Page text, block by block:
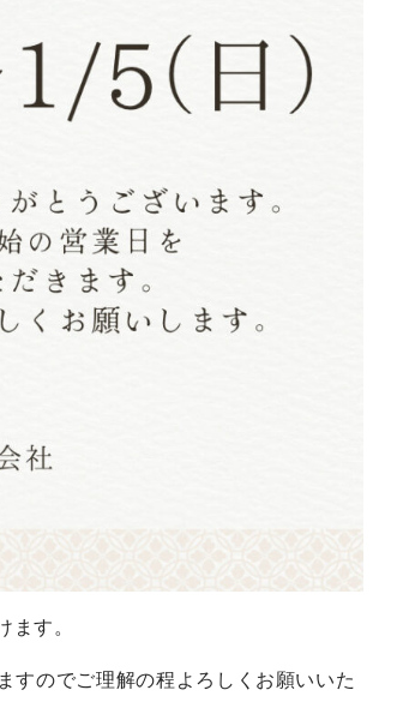
ます。
すのでご理解の程よろしくお願いいた